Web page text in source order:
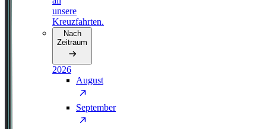
unsere
Kreuzfahrten.
Nach
Zeitraum
2026
August
September